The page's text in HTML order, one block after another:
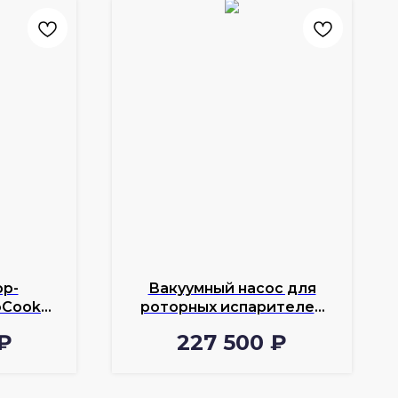
Вакуумный насос для
роторных испарителей
227 500 ₽